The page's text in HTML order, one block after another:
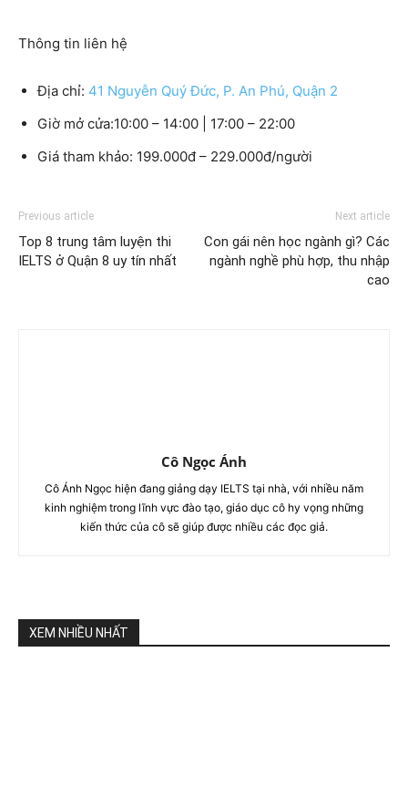
Thông tin liên hệ
Địa chỉ: 41 Nguyễn Quý Đức, P. An Phú, Quận 2
Giờ mở cửa:10:00 – 14:00 | 17:00 – 22:00
Giá tham khảo: 199.000đ – 229.000đ/người
Previous article
Top 8 trung tâm luyện thi
IELTS ở Quận 8 uy tín nhất
Next article
Con gái nên học ngành gì? Các
ngành nghề phù hợp, thu nhập
cao
Cô Ngọc Ánh
Cô Ánh Ngọc hiện đang giảng dạy IELTS tại nhà, với nhiều năm
kinh nghiệm trong lĩnh vực đào tạo, giáo dục cô hy vọng những
kiến thức của cô sẽ giúp được nhiều các đọc giả.
XEM NHIỀU NHẤT